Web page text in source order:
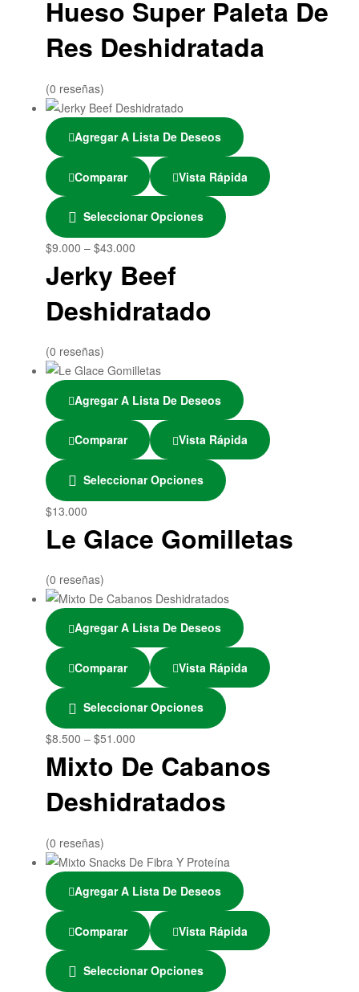
Hueso Super Paleta De
Res Deshidratada
(0 reseñas)
Agregar A Lista De Deseos
Comparar Vista Rápida
Seleccionar Opciones
$9.000 – $43.000
Jerky Beef
Deshidratado
(0 reseñas)
Agregar A Lista De Deseos
Comparar Vista Rápida
Seleccionar Opciones
$13.000
Le Glace Gomilletas
(0 reseñas)
Agregar A Lista De Deseos
Comparar Vista Rápida
Seleccionar Opciones
$8.500 – $51.000
Mixto De Cabanos
Deshidratados
(0 reseñas)
Agregar A Lista De Deseos
Comparar Vista Rápida
Seleccionar Opciones